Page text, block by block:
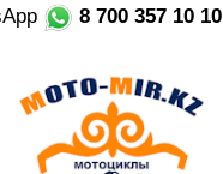
8 700 357 10 10